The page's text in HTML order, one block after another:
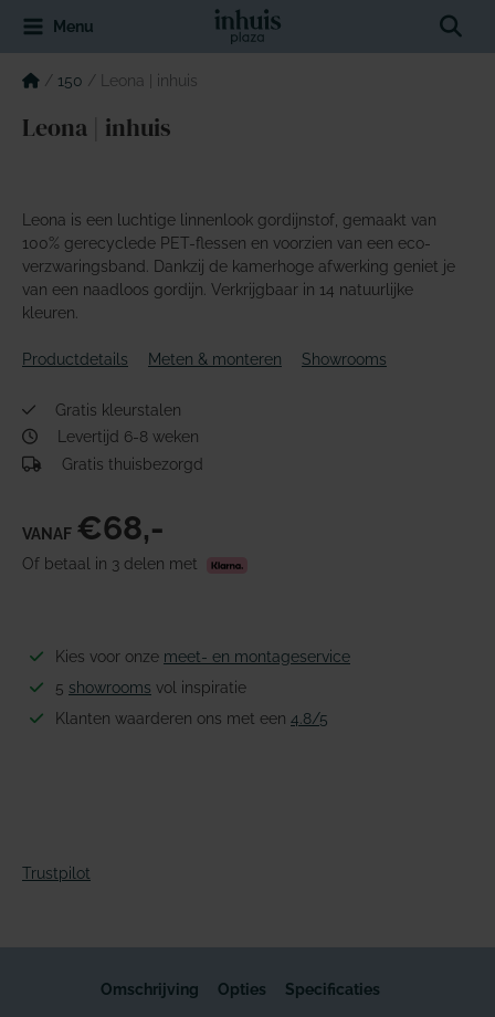
naar
inhoud
Menu
/ 150 / Leona | inhuis
Leona | inhuis
Leona is een luchtige linnenlook gordijnstof, gemaakt van
100% gerecyclede PET-flessen en voorzien van een eco-
verzwaringsband. Dankzij de kamerhoge afwerking geniet je
van een naadloos gordijn. Verkrijgbaar in 14 natuurlijke
kleuren.
Productdetails Meten & monteren Showrooms
Gratis kleurstalen
Levertijd 6-8 weken
Gratis thuisbezorgd
VANAF €68,-
Of betaal in 3 delen met
Kies voor onze meet- en montageservice
5 showrooms vol inspiratie
Klanten waarderen ons met een 4.8/5
Trustpilot
Omschrijving Opties Specificaties